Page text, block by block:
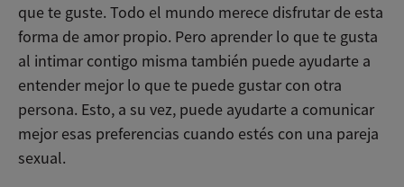
que te guste. Todo el mundo merece disfrutar de esta
forma de amor propio. Pero aprender lo que te gusta
al intimar contigo misma también puede ayudarte a
entender mejor lo que te puede gustar con otra
persona. Esto, a su vez, puede ayudarte a comunicar
mejor esas preferencias cuando estés con una pareja
sexual.